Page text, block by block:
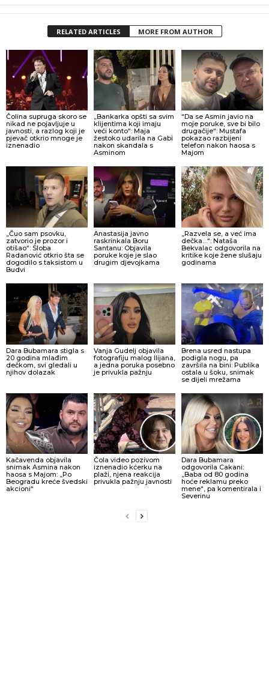
RELATED ARTICLES MORE FROM AUTHOR
Čolina supruga skoro se
nikad ne pojavljuje u
javnosti, a razlog koji je
pjevač otkrio mnoge je
iznenadio
„Bankarka opšti sa svim
klijentima koji imaju
veći konto“: Maja
žestoko udarila na Gabi
nakon skandala s
Asminom
“Da se Asmin javio na
moje poruke, sve bi bilo
drugačije“: Mustafa
pokazao razbijeni
telefon nakon haosa s
Majom
„Čuo sam psovku,
zatvorio je prozor i
otišao“: Sloba
Radanović otkrio šta se
dogodilo s taksistom u
Budvi
Anastasija javno
raskrinkala Boru
Santanu: Objavila
poruke koje je slao
drugim djevojkama
„Razvela se, a već ima
dečka…“: Nataša
Bekvalac odgovorila na
kritike koje žene slušaju
godinama
Dara Bubamara stigla s
20 godina mlađim
dečkom, svi gledali u
njihov dolazak
Vanja Gudelj objavila
fotografiju malog Ilijana,
a jedna poruka posebno
je privukla pažnju
Brena usred nastupa
podigla nogu, pa
završila na bini: Publika
ostala u šoku, snimak
se dijeli mrežama
Kačavenda objavila
snimak Asmina nakon
haosa s Majom: „Po
Beogradu kreće švedski
akcioni“
Čola video pozivom
iznenadio kćerku na
plaži, njena reakcija
privukla pažnju javnosti
Dara Bubamara
odgovorila Cakani:
„Baba od 80 godina
hoće reklamu preko
mene“, pa komentirala i
Severinu